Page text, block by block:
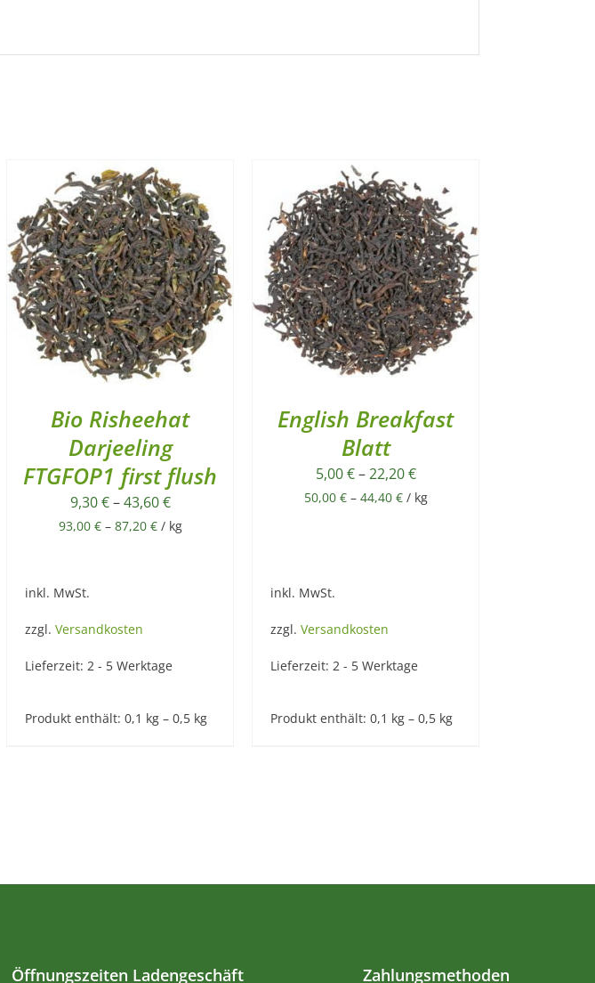
Bio Risheehat
Darjeeling
FTGFOP1 first flush
9,30€–43,60€
93,00 €– 87,20 €/ kg
inkl. MwSt.
zzgl. Versandkosten
Lieferzeit: 2 - 5 Werktage
Produkt enthält: 0,1 kg – 0,5 kg
English Breakfast
Blatt
5,00€–22,20€
50,00 €– 44,40 €/ kg
inkl. MwSt.
zzgl. Versandkosten
Lieferzeit: 2 - 5 Werktage
Produkt enthält: 0,1 kg – 0,5 kg
Öffnungszeiten Ladengeschäft Zahlungsmethoden